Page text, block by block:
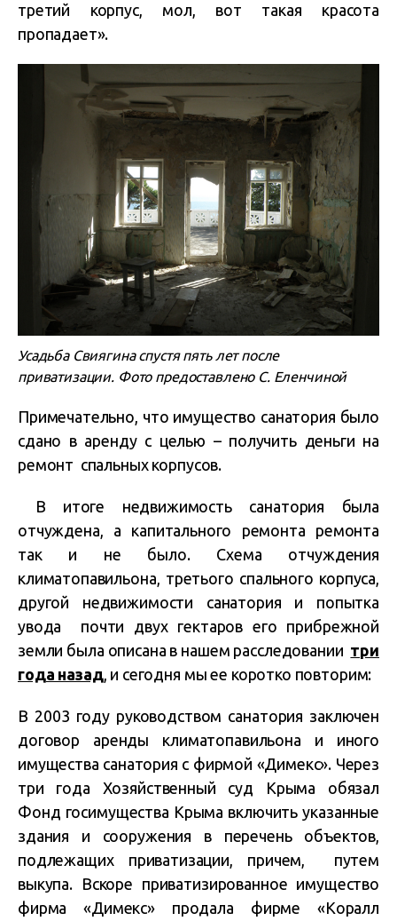
третий корпус, мол, вот такая красота
пропадает».
Усадьба Свиягина спустя пять лет после
приватизации. Фото предоставлено С. Еленчиной
Примечательно, что имущество санатория было
сдано в аренду с целью – получить деньги на
ремонт спальных корпусов.
В итоге недвижимость санатория была
отчуждена, а капитального ремонта ремонта
так и не было. Схема отчуждения
климатопавильона, третього спального корпуса,
другой недвижимости санатория и попытка
увода почти двух гектаров его прибрежной
земли была описана в нашем расследовании три
года назад, и сегодня мы ее коротко повторим:
В 2003 году руководством санатория заключен
договор аренды климатопавильона и иного
имущества санатория с фирмой «Димекс». Через
три года Хозяйственный суд Крыма обязал
Фонд госимущества Крыма включить указанные
здания и сооружения в перечень объектов,
подлежащих приватизации, причем, путем
выкупа. Вскоре приватизированное имущество
фирма «Димекс» продала фирме «Коралл